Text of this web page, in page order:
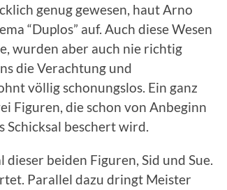
genug gewesen, haut Arno
“Duplos” auf. Auch diese Wesen
wurden aber auch nie richtig
die Verachtung und
völlig schonungslos. Ein ganz
Figuren, die schon von Anbeginn
Schicksal beschert wird.
beiden Figuren, Sid und Sue.
Parallel dazu dringt Meister